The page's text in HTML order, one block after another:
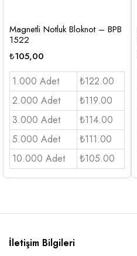
Magnetli Notluk Bloknot – BPB
1522
₺105,00
1.000 Adet
₺122.00
2.000 Adet
₺119.00
3.000 Adet
₺114.00
5.000 Adet
₺111.00
10.000 Adet
₺105.00
İletişim Bilgileri